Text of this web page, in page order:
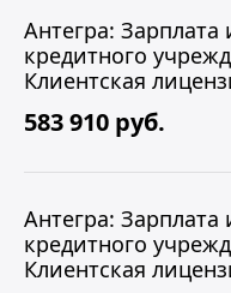
Антегра:
кредитного
Клиентская
583 910 руб.
Антегра:
кредитного
Клиентская